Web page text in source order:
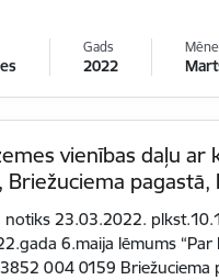
Gads
2022
vienības daļu
Briežuciema pagastā,
notiks 23.03.2022.
6.maija lēmums
004 0159 Briežuciema